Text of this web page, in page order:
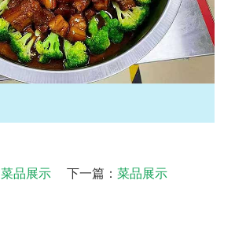
菜品展示 下一篇： 菜品展示